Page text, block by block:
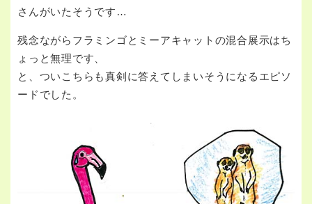
さんがいたそうです…
残念ながらフラミンゴとミーアキャットの混合展示はち
ょっと無理です、
と、ついこちらも真剣に答えてしまいそうになるエピソ
ードでした。